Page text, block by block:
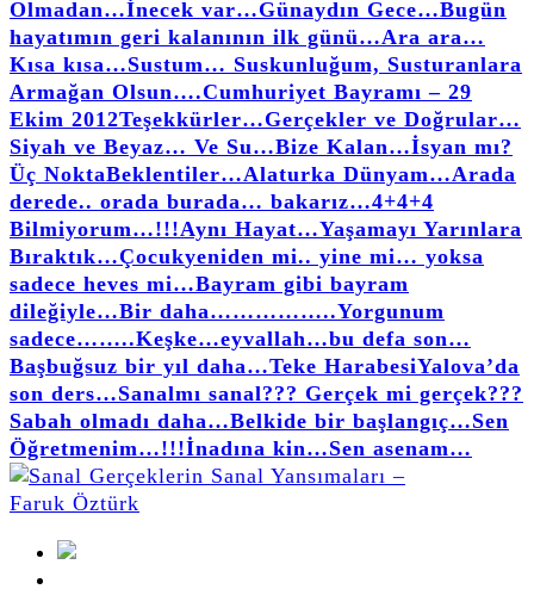
Olmadan…İnecek var…Günaydın Gece…Bugün
hayatımın geri kalanının ilk günü…Ara ara…
Kısa kısa…Sustum… Suskunluğum, Susturanlara
Armağan Olsun….Cumhuriyet Bayramı – 29
Ekim 2012Teşekkürler…Gerçekler ve Doğrular…
Siyah ve Beyaz… Ve Su…Bize Kalan…İsyan mı?
Üç NoktaBeklentiler…Alaturka Dünyam…Arada
derede.. orada burada… bakarız…4+4+4
Bilmiyorum…!!!Aynı Hayat…Yaşamayı Yarınlara
Bıraktık…Çocukyeniden mi.. yine mi… yoksa
sadece heves mi…Bayram gibi bayram
dileğiyle…Bir daha……………..Yorgunum
sadece……..Keşke…eyvallah…bu defa son…
Başbuğsuz bir yıl daha…Teke HarabesiYalova’da
son ders…Sanalmı sanal??? Gerçek mi gerçek???
Sabah olmadı daha…Belkide bir başlangıç…Sen
Öğretmenim…!!!İnadına kin…Sen asenam…